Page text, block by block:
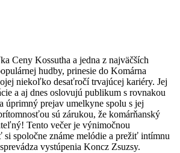
Ceny Kossutha a jedna z najväčších
hudby, prinesie do Komárna
niekoľko desaťročí trvajúcej kariéry. Jej
a aj dnes oslovujú publikum s rovnakou
úprimný prejav umelkyne spolu s jej
sú zárukou, že komárňanský
Tento večer je výnimočnou
spoločne známe melódie a prežiť intímnu
vystúpenia Koncz Zsuzsy.